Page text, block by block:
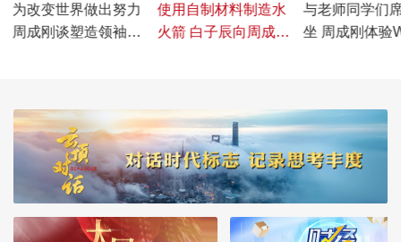
为改变世界做出努力
周成刚谈塑造领袖品
使用自制材料制造水
火箭 白子辰向周成刚
与老师同学们
坐 周成刚体验